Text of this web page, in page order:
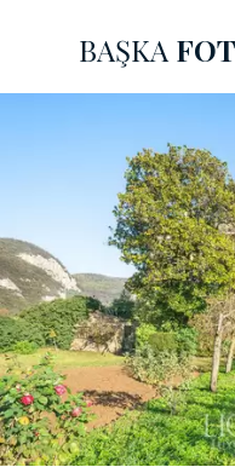
kompleksi içerisinde,
tonozlu mahzenlere
görkemli ve şatafatlı
katı ile
bir küçük kilise bizlere
sunmaktadır.
Veneto kırsalındaki
şehrine çok kısa bir
komplekshem
etkinlikler için ince ve
büyüleyici bir otel
kullanım görmesi
BAŞKA